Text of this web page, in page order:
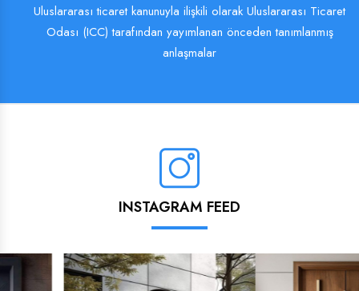
Uluslararası ticaret kanunuyla ilişkili olarak Uluslararası Ticaret
Odası (ICC) tarafından yayımlanan önceden tanımlanmış
anlaşmalar
INSTAGRAM FEED